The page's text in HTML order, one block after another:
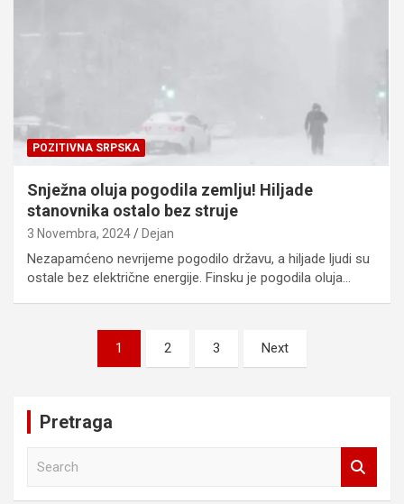
POZITIVNA SRPSKA
Snježna oluja pogodila zemlju! Hiljade
stanovnika ostalo bez struje
3 Novembra, 2024 Dejan
Nezapamćeno nevrijeme pogodilo državu, a hiljade ljudi su
ostale bez električne energije. Finsku je pogodila oluja…
pagination
1 2 3 Next
Pretraga